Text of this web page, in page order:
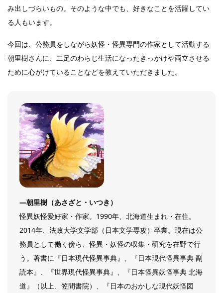
み出しづらいもの。そのような中でも、好きなことを活躍してい
る人もいます。
今回は、公務員をしながら妖怪・怪異専門の作家として活動する
朝里樹さんに、二足のわらじ生活になったきっかけや両立させる
ために心がけていることなどを教えていただきました。
―朝里樹（あさざと・いつき）
怪異妖怪愛好家・作家。1990年、北海道生まれ・在住。
2014年、法政大学文学部（日本文学専攻）卒業。現在は公
務員として働く傍ら、怪異・妖怪の収集・研究を在野で行
う。著書に『日本現代怪異事典』、『日本現代怪異事典 副
読本』、『世界現代怪異事典』、『日本怪異妖怪事典 北海
道』（以上、笠間書院）、『日本のおかしな現代妖怪図